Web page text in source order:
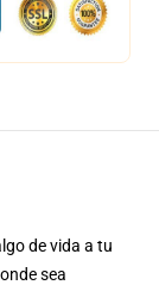
de vida a tu
sea